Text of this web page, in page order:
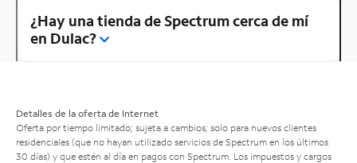
¿Hay una tienda de Spectrum cerca de mí
en Dulac?
Detalles de la oferta de Internet
Oferta por tiempo limitado; sujeta a cambios; solo para nuevos clientes
residenciales (que no hayan utilizado servicios de Spectrum en los últimos
30 días) y que estén al día en pagos con Spectrum. Los impuestos y cargos